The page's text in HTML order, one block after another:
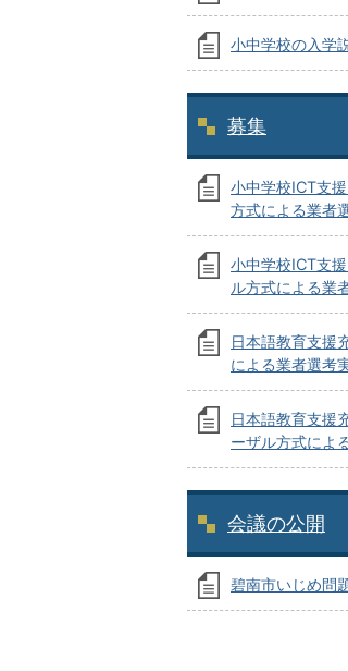
小中学校の入学
募集
小中学校ICT支
方式による業者
小中学校ICT支
ル方式による業
日本語教育支援
による業者選考
日本語教育支援
ーザル方式によ
会議の公開
碧南市いじめ問